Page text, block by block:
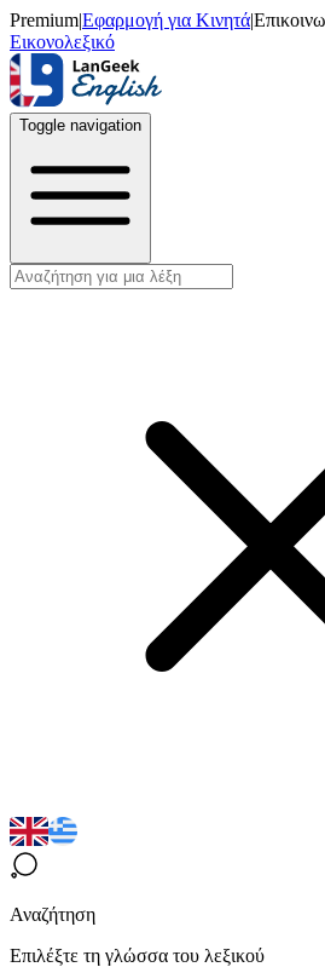
Premium|Εφαρμογή για Κινητά|
Εικονολεξικό
Toggle navigation
Αναζήτηση
Επιλέξτε τη γλώσσα του λεξικού